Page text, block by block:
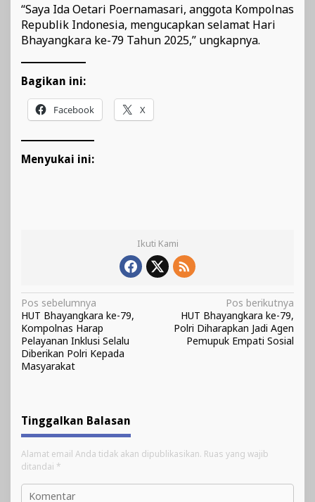
“Saya Ida Oetari Poernamasari, anggota Kompolnas
Republik Indonesia, mengucapkan selamat Hari
Bhayangkara ke-79 Tahun 2025,” ungkapnya.
Bagikan ini:
Facebook X
Menyukai ini:
Ikuti Kami
Navigasi
pos
Pos sebelumnya
HUT Bhayangkara ke-79,
Kompolnas Harap
Pelayanan Inklusi Selalu
Diberikan Polri Kepada
Masyarakat
Pos berikutnya
HUT Bhayangkara ke-79,
Polri Diharapkan Jadi Agen
Pemupuk Empati Sosial
Tinggalkan Balasan
Alamat email Anda tidak akan dipublikasikan. Ruas yang wajib
ditandai *